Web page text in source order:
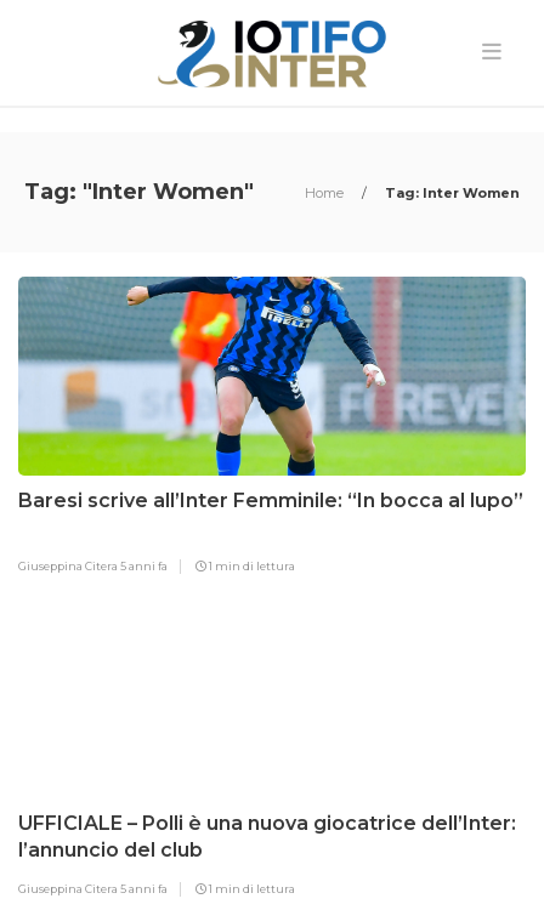
Tag: "Inter Women" Home / Tag: Inter Women
Baresi scrive all’Inter Femminile: “In bocca al lupo”
Giuseppina Citera 5 anni fa 1 min di lettura
UFFICIALE – Polli è una nuova giocatrice dell’Inter:
l’annuncio del club
Giuseppina Citera 5 anni fa 1 min di lettura